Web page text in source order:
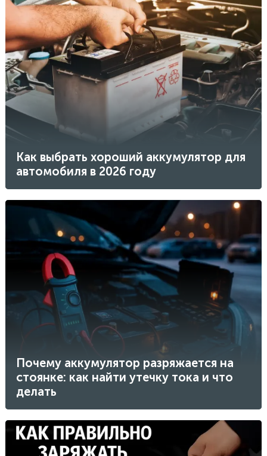
Как выбрать хороший аккумулятор для
автомобиля в 2026 году
Почему аккумулятор разряжается на
стоянке: как найти утечку тока и что
делать